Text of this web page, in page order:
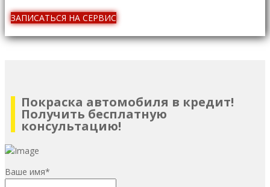
ЗАПИСАТЬСЯ НА СЕРВИС
Покраска автомобиля в кредит!
Получить бесплатную
консультацию!
Ваше имя*